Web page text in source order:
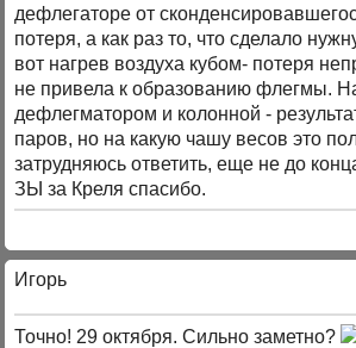
дефлегаторе от
потеря, а как раз то, что сделало
вот нагрев воздуха кубом- потеря
не привела к образованию флегмы.
дефлегматором и колонной -
паров, но на какую чашу весов это
затрудняюсь ответить, еще не до
ЗЫ за Креля спасибо.
Игорь
Точно! 29 октября. Сильно заметно?